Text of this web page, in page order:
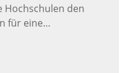
Hochschulen den
für eine…